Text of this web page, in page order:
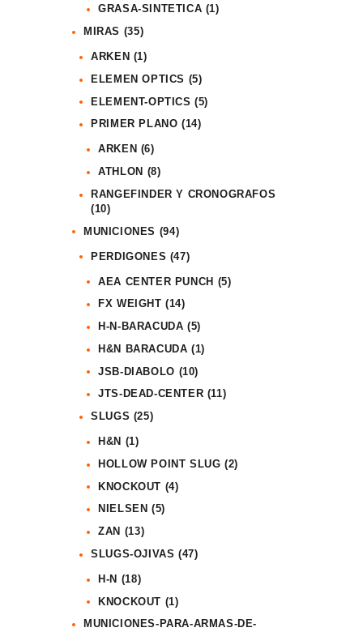
GRASA-SINTETICA (1)
MIRAS (35)
ARKEN (1)
ELEMEN OPTICS (5)
ELEMENT-OPTICS (5)
PRIMER PLANO (14)
ARKEN (6)
ATHLON (8)
RANGEFINDER Y CRONOGRAFOS
(10)
MUNICIONES (94)
PERDIGONES (47)
AEA CENTER PUNCH (5)
FX WEIGHT (14)
H-N-BARACUDA (5)
H&N BARACUDA (1)
JSB-DIABOLO (10)
JTS-DEAD-CENTER (11)
SLUGS (25)
H&N (1)
HOLLOW POINT SLUG (2)
KNOCKOUT (4)
NIELSEN (5)
ZAN (13)
SLUGS-OJIVAS (47)
H-N (18)
KNOCKOUT (1)
MUNICIONES-PARA-ARMAS-DE-